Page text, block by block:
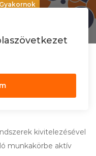
Gyakornok
kivitelezésével
munkakörbe aktív